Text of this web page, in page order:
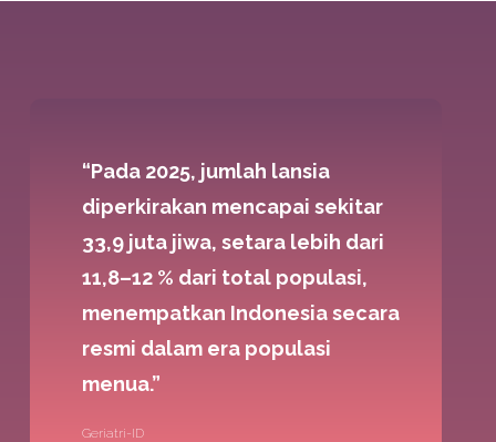
“Pada 2025, jumlah lansia
diperkirakan mencapai sekitar
33,9 juta jiwa, setara lebih dari
11,8–12 % dari total populasi,
menempatkan Indonesia secara
resmi dalam era populasi
menua.”
Geriatri-ID